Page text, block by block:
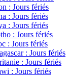
: Jours fériés
: Jours fériés
: Jours fériés
: Jours fériés
: Jours fériés
: Jours fériés
: Jours fériés
: Jours fériés